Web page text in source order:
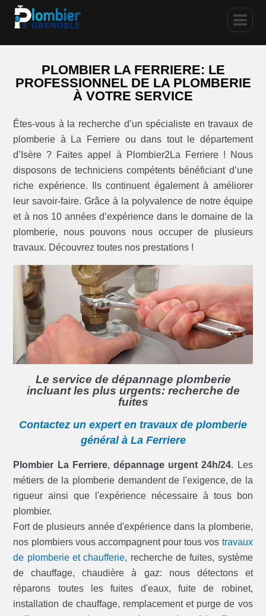
PLOMBIER LA FERRIERE: LE
PROFESSIONNEL DE LA PLOMBERIE
À VOTRE SERVICE
Êtes-vous à la recherche d’un spécialiste en travaux de
plomberie à La Ferriere ou dans tout le département
d’Isère ? Faites appel à Plombier2La Ferriere ! Nous
disposons de techniciens compétents bénéficiant d’une
riche expérience. Ils continuent également à améliorer
leur savoir-faire. Grâce à la polyvalence de notre équipe
et à nos 10 années d’expérience dans le domaine de la
plomberie, nous pouvons nous occuper de plusieurs
travaux. Découvrez toutes nos prestations !
Le service de dépannage plomberie
incluant les plus urgents: recherche de
fuites
Contactez un expert en travaux de plomberie
général à La Ferriere
Plombier La Ferriere,dépannage urgent 24h/24. Les
métiers de la plomberie demandent de l'exigence, de la
rigueur ainsi que l'expérience nécessaire à tous bon
plombier.
Fort de plusieurs année d'expérience dans la plomberie,
nos plombiers vous accompagnent pour tous vos travaux
de plomberie et chaufferie, recherche de fuites, système
de chauffage, chaudière à gaz: nous détectons et
réparons toutes les fuites d'eaux, fuite de robinet,
installation de chauffage, remplacement et purge de vos